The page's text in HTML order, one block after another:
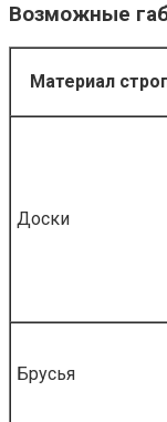
Возможные
Материал
Доски
Брусья